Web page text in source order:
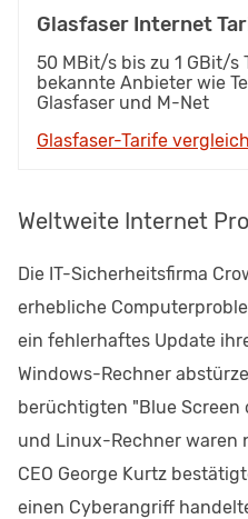
Glasfaser Internet
50 MBit/s bis zu 1 GBit/s
bekannte Anbieter wie
Glasfaser und M-Net
Glasfaser-Tarife
Weltweite Internet
Die IT-Sicherheitsfirma
erhebliche
ein fehlerhaftes Update
Windows-Rechner
berüchtigten "Blue Screen
und Linux-Rechner waren
CEO George Kurtz
einen Cyberangriff